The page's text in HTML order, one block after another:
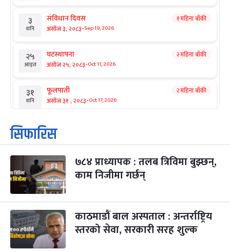
३
शनि
संविधान दिवस
असोज ३, २०८३-Sep 19, 2026
१ महिना बाँकी
२५
आइत
घटस्थापना
असोज २५, २०८३-Oct 11, 2026
२ महिना बाँकी
३१
शनि
फूलपाती
असोज ३१ , २०८३-Oct 17, 2026
२ महिना बाँकी
१
आइत
कार्तिक सङ्क्रान्ति
कार्तिक १, २०८३
३
मंगल
महानवमी
कार्तिक ३, २०८३-Oct 20, 2026
२ महिना बाँकी
४
बुध कार्तिक ४, २०८३ Oct 21, 2026
५
बिहि
पापा‌ङ्कुशा एकादशी व्रत
कार्तिक ५, २०८३
२ महिना बाँकी
सिफारिस
७८४ प्राध्यापक : तलब त्रिविमा बुझ्छन्,
काम निजीमा गर्छन्
काठमाडौं बाल अस्पताल : अन्तर्राष्ट्रिय
स्तरको सेवा, सरकारी सरह शुल्क